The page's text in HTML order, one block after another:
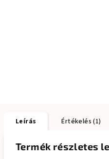
Leírás Értékelés (1)
Termék részletes